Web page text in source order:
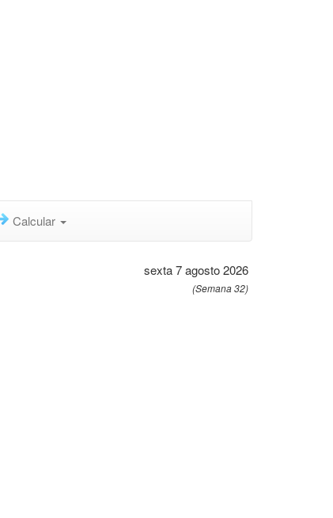
Calcular
sexta 7 agosto 2026
(Semana 32)